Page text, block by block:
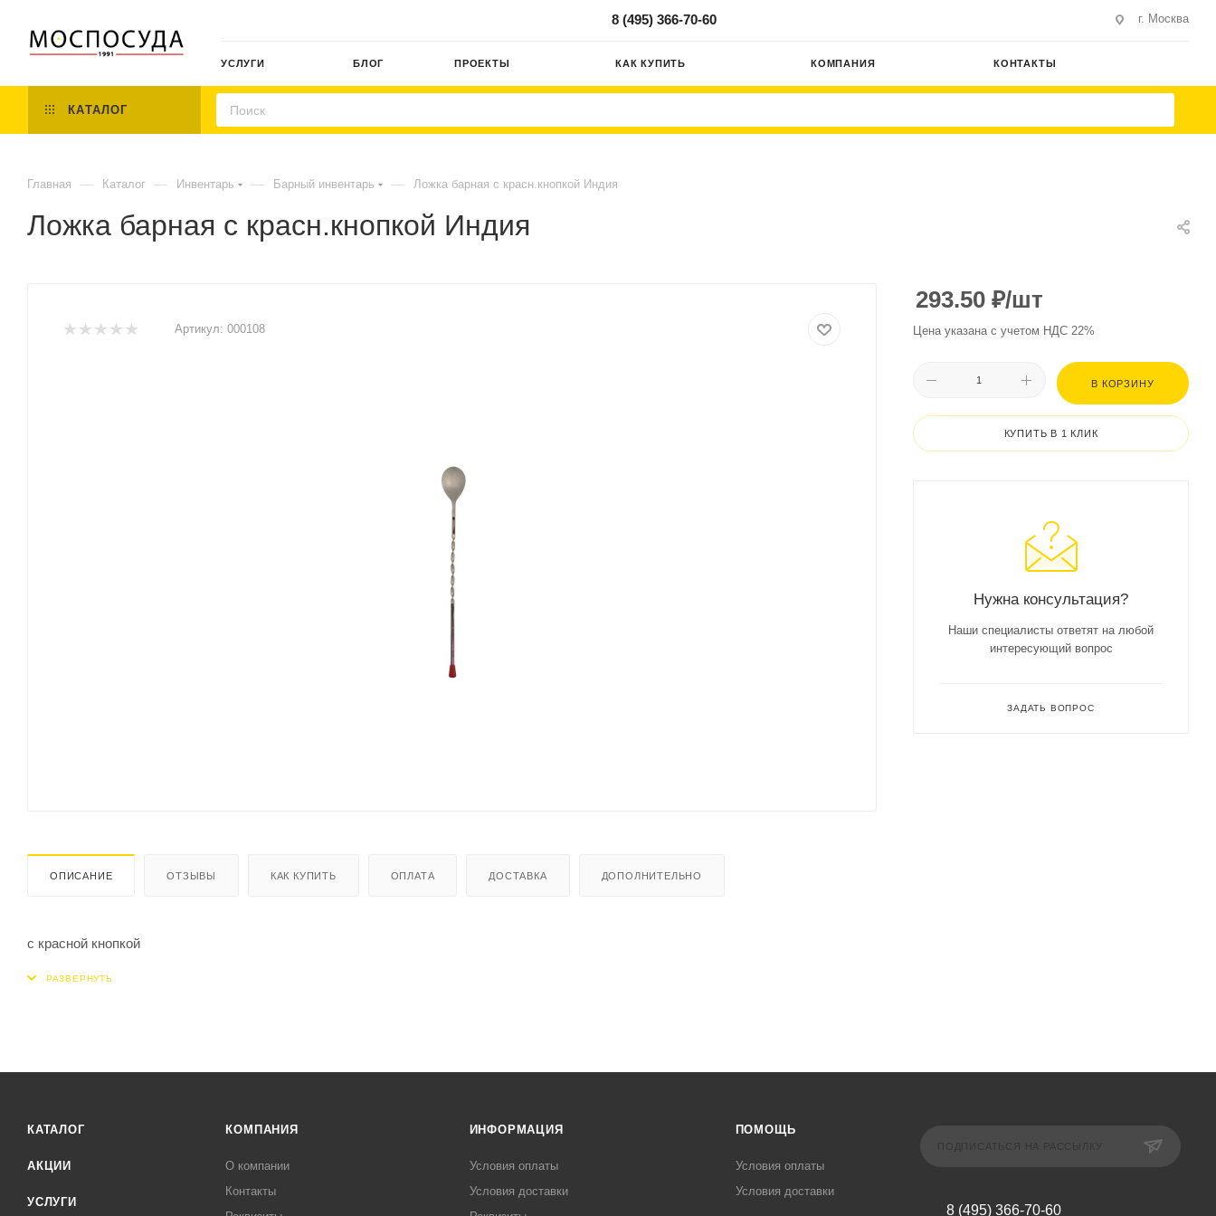
8 (495) 366-70-60 г. Москва
УСЛУГИ БЛОГ ПРОЕКТЫ КАК КУПИТЬ КОМПАНИЯ КОНТАКТЫ
КАТАЛОГ
Главная — Каталог — Инвентарь — Барный инвентарь — Ложка барная с красн.кнопкой Индия
Ложка барная с красн.кнопкой Индия
Артикул: 000108
ОПИСАНИЕ ОТЗЫВЫ КАК КУПИТЬ ОПЛАТА ДОСТАВКА ДОПОЛНИТЕЛЬНО
с красной кнопкой
293.50 ₽/шт
Цена указана с учетом НДС 22%
В КОРЗИНУ
КУПИТЬ В 1 КЛИК
Нужна консультация?
Наши специалисты ответят на любой
интересующий вопрос
ЗАДАТЬ ВОПРОС
КАТАЛОГ
АКЦИИ
УСЛУГИ
КОМПАНИЯ
О компании
Контакты
ИНФОРМАЦИЯ
Условия оплаты
Условия доставки
ПОМОЩЬ
Условия оплаты
Условия доставки
8 (495) 366-70-60